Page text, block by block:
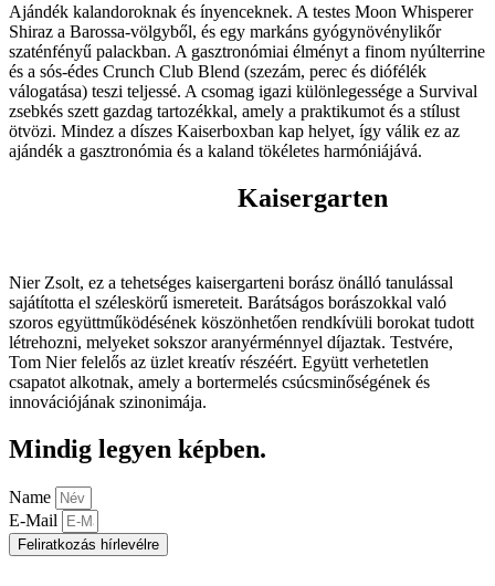
Ajándék kalandoroknak és ínyenceknek. A testes Moon Whisperer
Shiraz a Barossa-völgyből, és egy markáns gyógynövénylikőr
szaténfényű palackban. A gasztronómiai élményt a finom nyúlterrine
és a sós-édes Crunch Club Blend (szezám, perec és diófélék
válogatása) teszi teljessé. A csomag igazi különlegessége a Survival
zsebkés szett gazdag tartozékkal, amely a praktikumot és a stílust
ötvözi. Mindez a díszes Kaiserboxban kap helyet, így válik ez az
ajándék a gasztronómia és a kaland tökéletes harmóniájává.
Kaisergarten
Nier Zsolt, ez a tehetséges kaisergarteni borász önálló tanulással
sajátította el széleskörű ismereteit. Barátságos borászokkal való
szoros együttműködésének köszönhetően rendkívüli borokat tudott
létrehozni, melyeket sokszor aranyérménnyel díjaztak. Testvére,
Tom Nier felelős az üzlet kreatív részéért. Együtt verhetetlen
csapatot alkotnak, amely a bortermelés csúcsminőségének és
innovációjának szinonimája.
Mindig legyen képben.
Name
E-Mail
Feliratkozás hírlevélre